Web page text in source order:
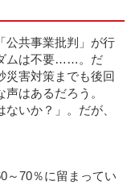
公共事業批判」が行
ムは不要……。だ
災害対策までも後回
はあるだろう。
いか？」。だが、
70％に留まってい